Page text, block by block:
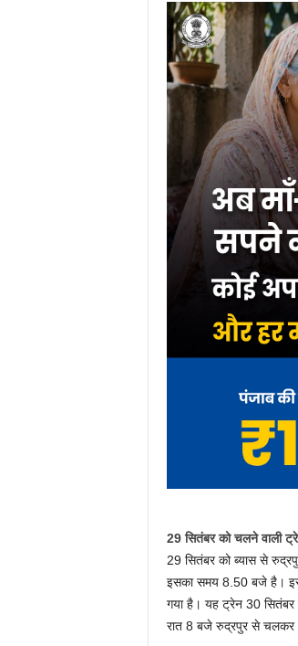
29 सितंबर को चलने वाली
29 सितंबर को ब्यास से
इसका समय 8.50 बजे है। इस
गया है। यह ट्रेन 30
रात 8 बजे रुद्रपुर से चलकर